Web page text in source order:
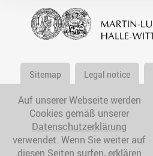
Sitemap Legal notice
Auf unserer Webseite werden
Cookies gemäß unserer
Datenschutzerklärung
verwendet. Wenn Sie weiter auf
diesen Seiten surfen, erklären